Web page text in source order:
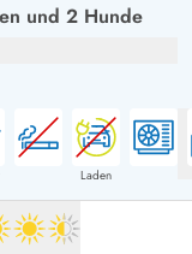
und 2 Hunde
Laden
von 5